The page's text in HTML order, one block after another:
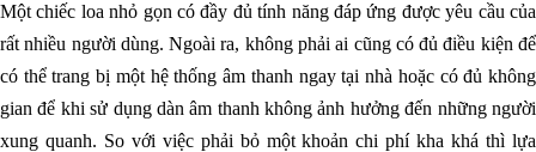
Một chiếc loa nhỏ gọn có đầy đủ tính năng đáp ứng được yêu cầu của
rất nhiều người dùng. Ngoài ra, không phải ai cũng có đủ điều kiện để
có thể trang bị một hệ thống âm thanh ngay tại nhà hoặc có đủ không
gian để khi sử dụng dàn âm thanh không ảnh hưởng đến những người
xung quanh. So với việc phải bỏ một khoản chi phí kha khá thì lựa